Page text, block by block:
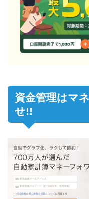
資金管理はマ
せ!!